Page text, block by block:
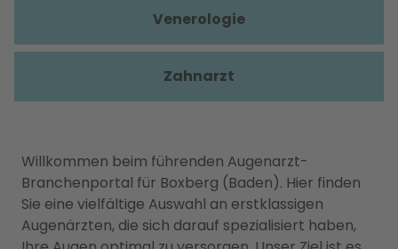
Willkommen beim führenden Augenarzt-
Branchenportal für Boxberg (Baden). Hier finden
Sie eine vielfältige Auswahl an erstklassigen
Augenärzten, die sich darauf spezialisiert haben,
Venerologie
Zahnarzt